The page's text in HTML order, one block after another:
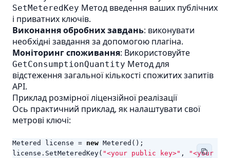
SetMeteredKey Метод введення ваших публічних
і приватних ключів.
Виконання обробних завдань: виконувати
необхідні завдання за допомогою плагіна.
Моніторинг споживання: Використовуйте
GetConsumptionQuantity Метод для
відстеження загальної кількості спожитих запитів
API.
Приклад розмірної ліцензійної реалізації
Ось практичний приклад, як налаштувати свої
метрові ключі:
Metered license = new Metered ();
license . SetMeteredKey( "<your public key>" , "<your